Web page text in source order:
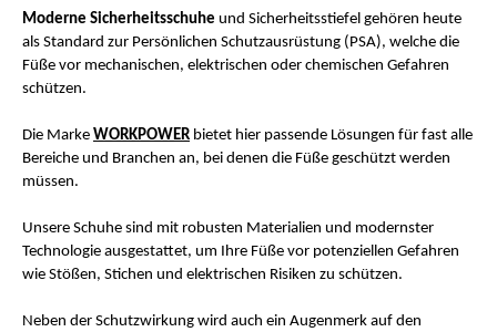
Moderne Sicherheitsschuhe und Sicherheitsstiefel gehören heute
als Standard zur Persönlichen Schutzausrüstung (PSA), welche die
Füße vor mechanischen, elektrischen oder chemischen Gefahren
schützen.
Die Marke WORKPOWER bietet hier passende Lösungen für fast alle
Bereiche und Branchen an, bei denen die Füße geschützt werden
müssen.
Unsere Schuhe sind mit robusten Materialien und modernster
Technologie ausgestattet, um Ihre Füße vor potenziellen Gefahren
wie Stößen, Stichen und elektrischen Risiken zu schützen.
Neben der Schutzwirkung wird auch ein Augenmerk auf den